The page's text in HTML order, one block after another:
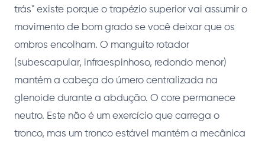
trás" existe porque o trapézio superior vai assumir o
movimento de bom grado se você deixar que os
ombros encolham. O manguito rotador
(subescapular, infraespinhoso, redondo menor)
mantém a cabeça do úmero centralizada na
glenoide durante a abdução. O core permanece
neutro. Este não é um exercício que carrega o
tronco, mas um tronco estável mantém a mecânica